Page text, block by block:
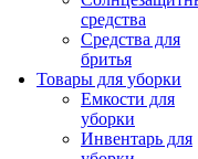
средства
Средства для
бритья
Товары для уборки
Емкости для
уборки
Инвентарь для